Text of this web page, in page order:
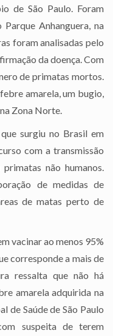
de São Paulo. Foram
Anhanguera, na
foram analisadas pelo
da doença. Com
de primatas mortos.
amarela, um bugio,
Zona Norte.
surgiu no Brasil em
com a transmissão
não humanos.
de medidas de
de matas perto de
vacinar ao menos 95%
corresponde a mais de
ressalta que não há
amarela adquirida na
de Saúde de São Paulo
suspeita de terem